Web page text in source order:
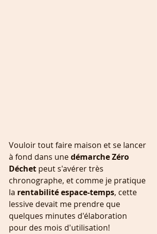
Vouloir tout faire maison et se lancer
à fond dans une démarche Zéro
Déchet peut s'avérer très
chronographe, et comme je pratique
la rentabilité espace-temps, cette
lessive devait me prendre que
quelques minutes d'élaboration
pour des mois d'utilisation!